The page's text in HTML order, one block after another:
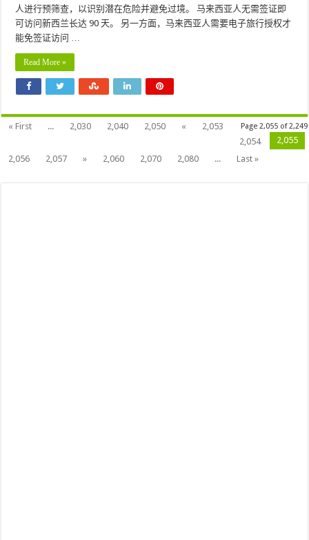
人进行预筛查，以识别潜在危险并避免过境。 马来西亚人无需签证即
可访问新西兰长达 90 天。 另一方面，马来西亚人需要电子旅行授权才
能免签证访问 …
Read More »
Page 2,055 of 2,249
« First ... 2,030 2,040 2,050 «
2,053
2,054
2,055
2,056
2,057 » 2,060 2,070 2,080 ... Last »